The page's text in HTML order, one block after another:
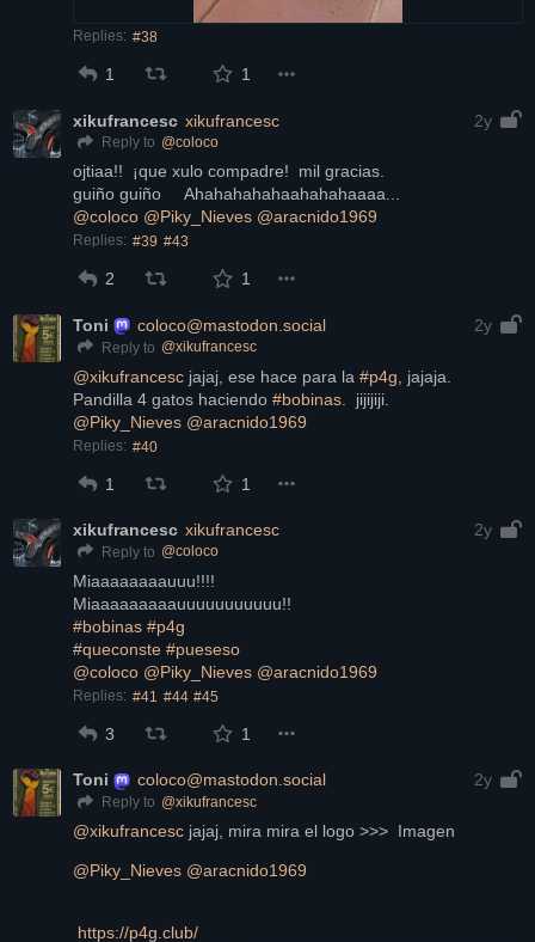
Replies: #38
1 1
xikufrancesc xikufrancesc 2y
Reply to @coloco
ojtiaa!!  ¡que xulo compadre!  mil gracias.
guiño guiño     Ahahahahahaahahahaaaa...
@coloco @Piky_Nieves @aracnido1969
Replies: #39 #43
2 1
Toni coloco@mastodon.social 2y
Reply to @xikufrancesc
@xikufrancesc jajaj, ese hace para la #p4g , jajaja.
Pandilla 4 gatos haciendo #bobinas .  jijijiji.
@Piky_Nieves @aracnido1969
Replies: #40
1 1
xikufrancesc xikufrancesc 2y
Reply to @coloco
Miaaaaaaaauuu!!!!
Miaaaaaaaaauuuuuuuuuuu!!
#bobinas #p4g
#queconste #pueseso
@coloco @Piky_Nieves @aracnido1969
Replies: #41 #44 #45
3 1
Toni coloco@mastodon.social 2y
Reply to @xikufrancesc
@xikufrancesc jajaj, mira mira el logo >>>  Imagen
@Piky_Nieves @aracnido1969
https://p4g.club/